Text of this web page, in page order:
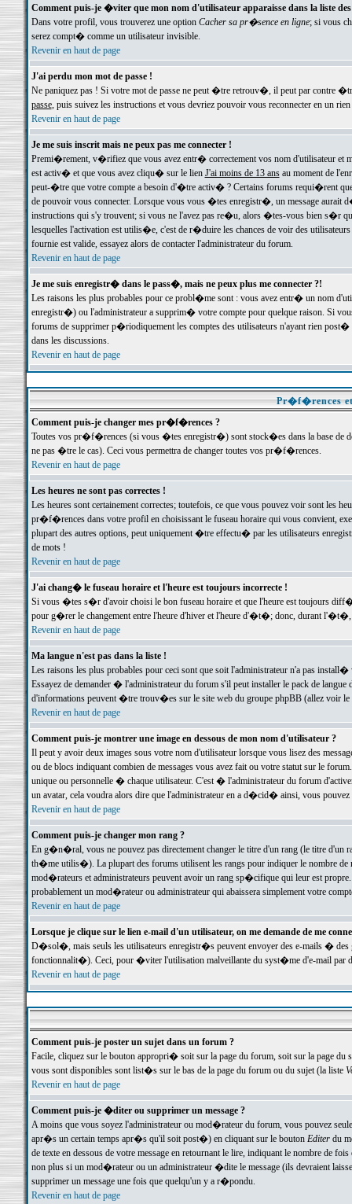
Comment puis-je �viter que mon nom d'utilisateur apparaisse dans la liste
Dans votre profil, vous trouverez une option Cacher sa pr�sence en ligne; si vous
serez compt� comme un utilisateur invisible.
Revenir en haut de page
J'ai perdu mon mot de passe !
Ne paniquez pas ! Si votre mot de passe ne peut �tre retrouv�, il peut par contre
passe, puis suivez les instructions et vous devriez pouvoir vous reconnecter en un rien
Revenir en haut de page
Je me suis inscrit mais ne peux pas me connecter !
Premi�rement, v�rifiez que vous avez entr� correctement vos nom d'utilisateur
est activ� et que vous avez cliqu� sur le lien J'ai moins de 13 ansau moment de
peut-�tre que votre compte a besoin d'�tre activ� ? Certains forums requi�rent
de pouvoir vous connecter. Lorsque vous vous �tes enregistr�, un message aurait
instructions qui s'y trouvent; si vous ne l'avez pas re�u, alors �tes-vous bien s�r
lesquelles l'activation est utilis�e, c'est de r�duire les chances de voir des
fournie est valide, essayez alors de contacter l'administrateur du forum.
Revenir en haut de page
Je me suis enregistr� dans le pass�, mais ne peux plus me connecter ?!
Les raisons les plus probables pour ce probl�me sont : vous avez entr� un nom
enregistr�) ou l'administrateur a supprim� votre compte pour quelque raison. Si
forums de supprimer p�riodiquement les comptes des utilisateurs n'ayant rien
dans les discussions.
Revenir en haut de page
Pr�f�rences
Comment puis-je changer mes pr�f�rences ?
Toutes vos pr�f�rences (si vous �tes enregistr�) sont stock�es dans la base de
ne pas �tre le cas). Ceci vous permettra de changer toutes vos pr�f�rences.
Revenir en haut de page
Les heures ne sont pas correctes !
Les heures sont certainement correctes; toutefois, ce que vous pouvez voir sont
pr�f�rences dans votre profil en choisissant le fuseau horaire qui vous convient,
plupart des autres options, peut uniquement �tre effectu� par les utilisateurs
de mots !
Revenir en haut de page
J'ai chang� le fuseau horaire et l'heure est toujours incorrecte !
Si vous �tes s�r d'avoir choisi le bon fuseau horaire et que l'heure est toujours
pour g�rer le changement entre l'heure d'hiver et l'heure d'�t�; donc, durant
Revenir en haut de page
Ma langue n'est pas dans la liste !
Les raisons les plus probables pour ceci sont que soit l'administrateur n'a pas
Essayez de demander � l'administrateur du forum s'il peut installer le pack de
d'informations peuvent �tre trouv�es sur le site web du groupe phpBB (allez voir le
Revenir en haut de page
Comment puis-je montrer une image en dessous de mon nom d'utilisateur ?
Il peut y avoir deux images sous votre nom d'utilisateur lorsque vous lisez des
ou de blocs indiquant combien de messages vous avez fait ou votre statut sur le
unique ou personnelle � chaque utilisateur. C'est � l'administrateur du forum
un avatar, cela voudra alors dire que l'administrateur en a d�cid� ainsi, vous
Revenir en haut de page
Comment puis-je changer mon rang ?
En g�n�ral, vous ne pouvez pas directement changer le titre d'un rang (le titre d'un
th�me utilis�). La plupart des forums utilisent les rangs pour indiquer le nombre de
mod�rateurs et administrateurs peuvent avoir un rang sp�cifique qui leur est
probablement un mod�rateur ou administrateur qui abaissera simplement votre
Revenir en haut de page
Lorsque je clique sur le lien e-mail d'un utilisateur, on me demande de me
D�sol�, mais seuls les utilisateurs enregistr�s peuvent envoyer des e-mails �
fonctionnalit�). Ceci, pour �viter l'utilisation malveillante du syst�me d'e-mail par
Revenir en haut de page
Comment puis-je poster un sujet dans un forum ?
Facile, cliquez sur le bouton appropri� soit sur la page du forum, soit sur la page du
vous sont disponibles sont list�s sur le bas de la page du forum ou du sujet (la liste
Revenir en haut de page
Comment puis-je �diter ou supprimer un message ?
A moins que vous soyez l'administrateur ou mod�rateur du forum, vous pouvez
apr�s un certain temps apr�s qu'il soit post�) en cliquant sur le bouton Editerdu
de texte en dessous de votre message en retournant le lire, indiquant le nombre
non plus si un mod�rateur ou un administrateur �dite le message (ils devraient
supprimer un message une fois que quelqu'un y a r�pondu.
Revenir en haut de page